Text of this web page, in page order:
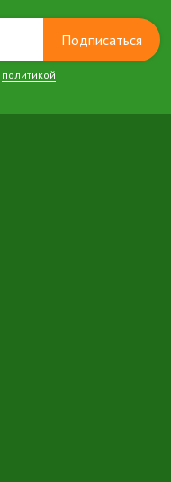
Подписаться
политикой